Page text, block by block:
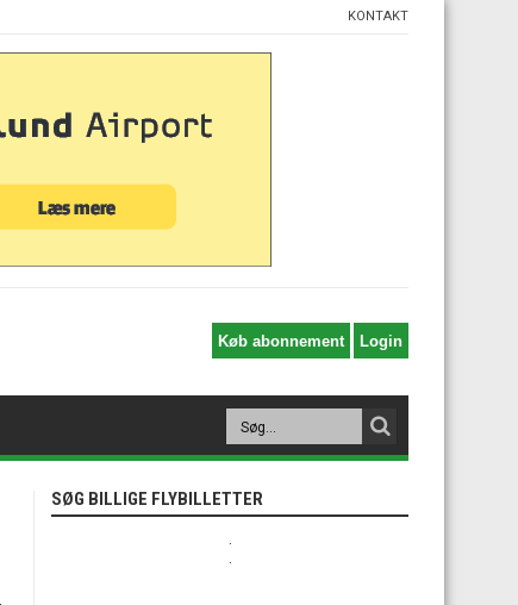
KONTAKT
SØG BILLIGE FLYBILLETTER